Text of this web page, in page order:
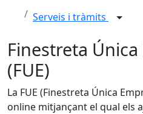
Serveis i tràmits
Finestreta
(FUE)
La FUE (Finestreta Única
online mitjançant el qual els